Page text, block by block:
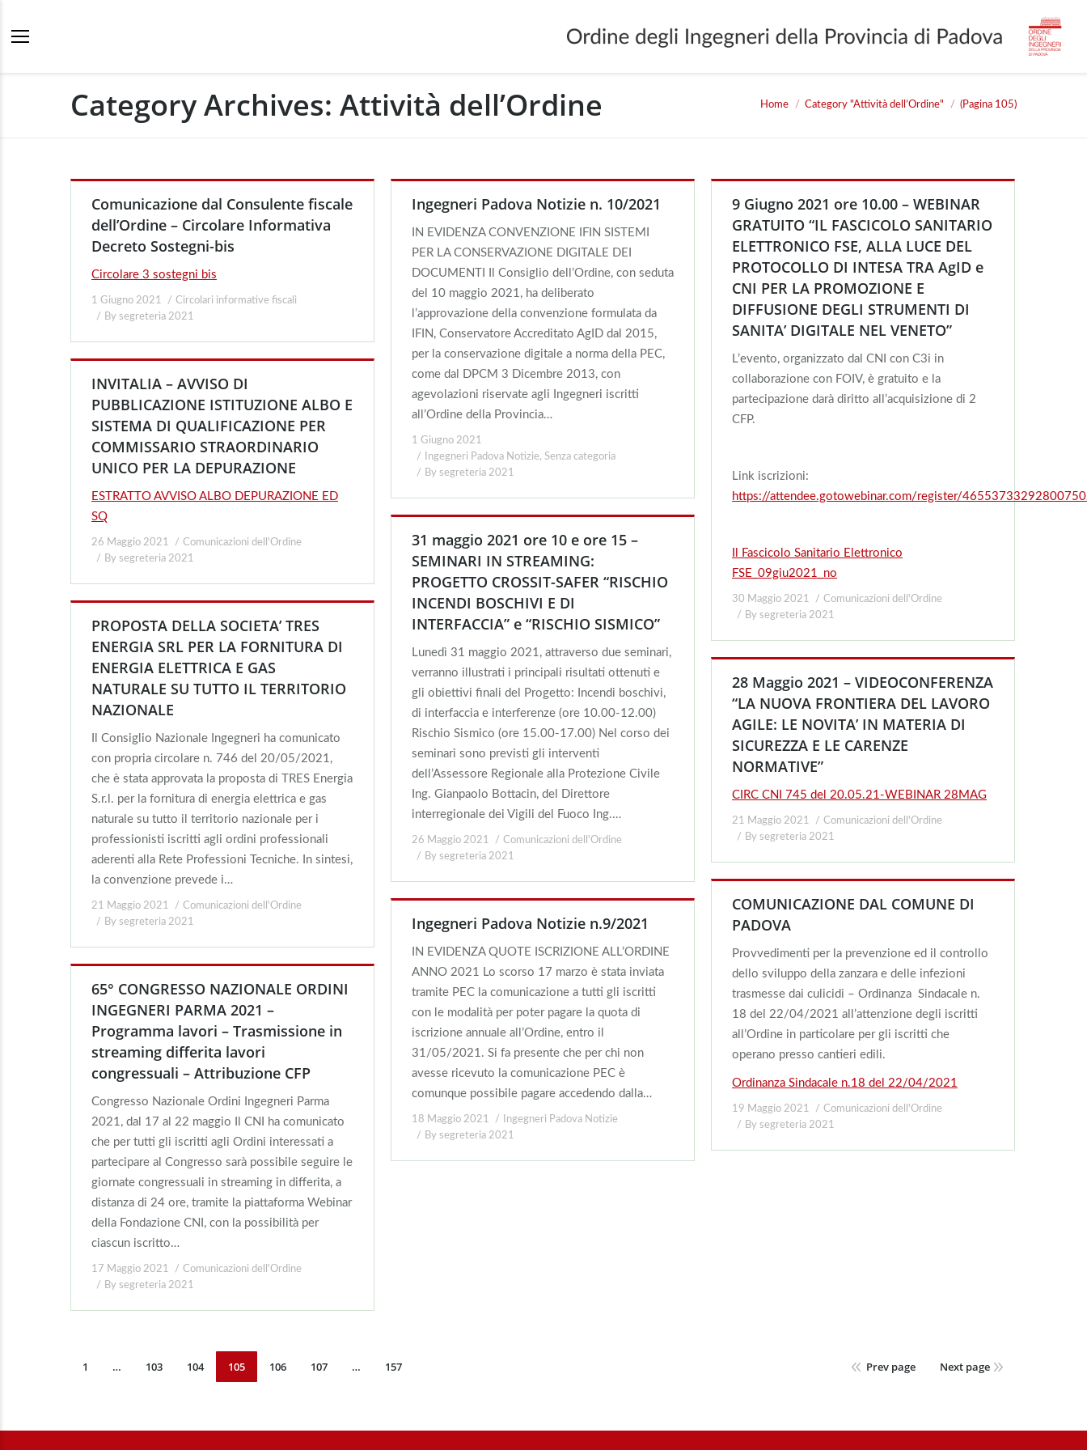
Category Archives: Attività dell’Ordine You are here:Home Category "Attività dell’Ordine" (Pagina 105)
Comunicazione dal Consulente fiscale
dell’Ordine – Circolare Informativa
Decreto Sostegni-bis
Circolare 3 sostegni bis
1 Giugno 2021
Circolari informative fiscali
By segreteria 2021
Ingegneri Padova Notizie n. 10/2021
IN EVIDENZA CONVENZIONE IFIN SISTEMI
PER LA CONSERVAZIONE DIGITALE DEI
DOCUMENTI Il Consiglio dell’Ordine, con seduta
del 10 maggio 2021, ha deliberato
l’approvazione della convenzione formulata da
IFIN, Conservatore Accreditato AgID dal 2015,
per la conservazione digitale a norma della PEC,
come dal DPCM 3 Dicembre 2013, con
agevolazioni riservate agli Ingegneri iscritti
all’Ordine della Provincia…
1 Giugno 2021
Ingegneri Padova Notizie, Senza categoria
By segreteria 2021
9 Giugno 2021 ore 10.00 – WEBINAR
GRATUITO “IL FASCICOLO SANITARIO
ELETTRONICO FSE, ALLA LUCE DEL
PROTOCOLLO DI INTESA TRA AgID e
CNI PER LA PROMOZIONE E
DIFFUSIONE DEGLI STRUMENTI DI
SANITA’ DIGITALE NEL VENETO”
L’evento, organizzato dal CNI con C3i in
collaborazione con FOIV, è gratuito e la
partecipazione darà diritto all’acquisizione di 2
CFP.
Link iscrizioni:
https://attendee.gotowebinar.com/register/
Il Fascicolo Sanitario Elettronico
FSE_09giu2021_no
30 Maggio 2021
Comunicazioni dell'Ordine
By segreteria 2021
INVITALIA – AVVISO DI
PUBBLICAZIONE ISTITUZIONE ALBO E
SISTEMA DI QUALIFICAZIONE PER
COMMISSARIO STRAORDINARIO
UNICO PER LA DEPURAZIONE
ESTRATTO AVVISO ALBO DEPURAZIONE ED
SQ
26 Maggio 2021
Comunicazioni dell'Ordine
By segreteria 2021
31 maggio 2021 ore 10 e ore 15 –
SEMINARI IN STREAMING:
PROGETTO CROSSIT-SAFER “RISCHIO
INCENDI BOSCHIVI E DI
INTERFACCIA” e “RISCHIO SISMICO”
Lunedì 31 maggio 2021, attraverso due seminari,
verranno illustrati i principali risultati ottenuti e
gli obiettivi finali del Progetto: Incendi boschivi,
di interfaccia e interferenze (ore 10.00-12.00)
Rischio Sismico (ore 15.00-17.00) Nel corso dei
seminari sono previsti gli interventi
dell’Assessore Regionale alla Protezione Civile
Ing. Gianpaolo Bottacin, del Direttore
interregionale dei Vigili del Fuoco Ing.…
26 Maggio 2021
Comunicazioni dell'Ordine
By segreteria 2021
PROPOSTA DELLA SOCIETA’ TRES
ENERGIA SRL PER LA FORNITURA DI
ENERGIA ELETTRICA E GAS
NATURALE SU TUTTO IL TERRITORIO
NAZIONALE
Il Consiglio Nazionale Ingegneri ha comunicato
con propria circolare n. 746 del 20/05/2021,
che è stata approvata la proposta di TRES Energia
S.r.l. per la fornitura di energia elettrica e gas
naturale su tutto il territorio nazionale per i
professionisti iscritti agli ordini professionali
aderenti alla Rete Professioni Tecniche. In sintesi,
la convenzione prevede i…
21 Maggio 2021
Comunicazioni dell'Ordine
By segreteria 2021
28 Maggio 2021 – VIDEOCONFERENZA
“LA NUOVA FRONTIERA DEL LAVORO
AGILE: LE NOVITA’ IN MATERIA DI
SICUREZZA E LE CARENZE
NORMATIVE”
CIRC CNI 745 del 20.05.21-WEBINAR 28MAG
21 Maggio 2021
Comunicazioni dell'Ordine
By segreteria 2021
COMUNICAZIONE DAL COMUNE DI
PADOVA
Provvedimenti per la prevenzione ed il controllo
dello sviluppo della zanzara e delle infezioni
trasmesse dai culicidi – Ordinanza Sindacale n.
18 del 22/04/2021 all’attenzione degli iscritti
all’Ordine in particolare per gli iscritti che
operano presso cantieri edili.
Ordinanza Sindacale n.18 del 22/04/2021
19 Maggio 2021
Comunicazioni dell'Ordine
By segreteria 2021
Ingegneri Padova Notizie n.9/2021
IN EVIDENZA QUOTE ISCRIZIONE ALL’ORDINE
ANNO 2021 Lo scorso 17 marzo è stata inviata
tramite PEC la comunicazione a tutti gli iscritti
con le modalità per poter pagare la quota di
iscrizione annuale all’Ordine, entro il
31/05/2021. Si fa presente che per chi non
avesse ricevuto la comunicazione PEC è
comunque possibile pagare accedendo dalla…
18 Maggio 2021
Ingegneri Padova Notizie
By segreteria 2021
65° CONGRESSO NAZIONALE ORDINI
INGEGNERI PARMA 2021 –
Programma lavori – Trasmissione in
streaming differita lavori
congressuali – Attribuzione CFP
Congresso Nazionale Ordini Ingegneri Parma
2021, dal 17 al 22 maggio Il CNI ha comunicato
che per tutti gli iscritti agli Ordini interessati a
partecipare al Congresso sarà possibile seguire le
giornate congressuali in streaming in differita, a
distanza di 24 ore, tramite la piattaforma Webinar
della Fondazione CNI, con la possibilità per
ciascun iscritto…
17 Maggio 2021
Comunicazioni dell'Ordine
By segreteria 2021
1 … 103 104 105 106 107 … 157 Prev page Next page